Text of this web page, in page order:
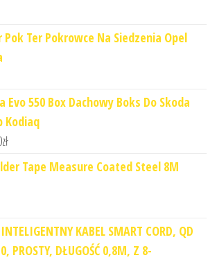
Ter Pokrowce Na Siedzenia Opel
Evo 550 Box Dachowy Boks Do Skoda
Kodiaq
zł
Tape Measure Coated Steel 8M
KABEL SMART CORD, QD
PROSTY, DŁUGOŚĆ 0,8M, Z 8-